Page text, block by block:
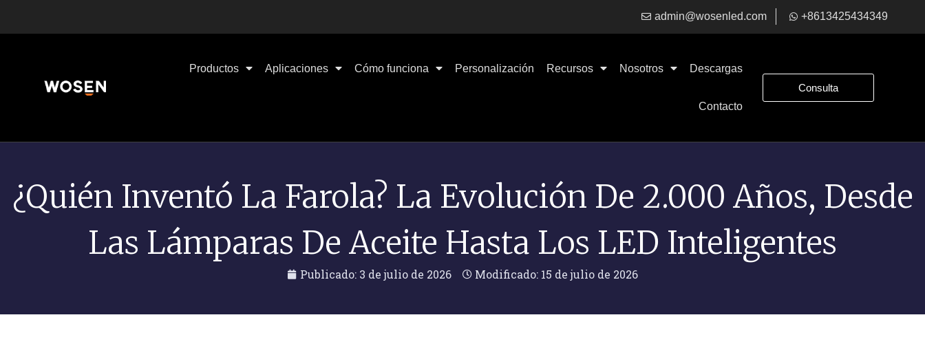
admin@wosenled.com +8613425434349
Productos Aplicaciones Cómo funciona Personalización Recursos Nosotros Descargas
Contacto
Consulta
¿Quién Inventó La Farola? La Evolución De 2.000 Años, Desde
Las Lámparas De Aceite Hasta Los LED Inteligentes
Publicado: 3 de julio de 2026 Modificado: 15 de julio de 2026